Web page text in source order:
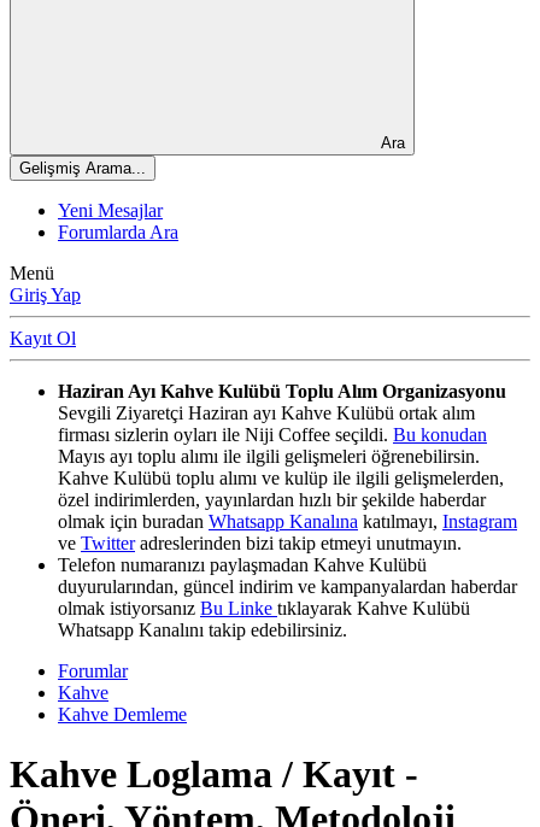
Ara
Gelişmiş Arama...
Yeni Mesajlar
Forumlarda Ara
Menü
Giriş Yap
Kayıt Ol
Haziran Ayı Kahve Kulübü Toplu Alım Organizasyonu
Sevgili Ziyaretçi Haziran ayı Kahve Kulübü ortak alım
firması sizlerin oyları ile Niji Coffee seçildi. Bu konudan
Mayıs ayı toplu alımı ile ilgili gelişmeleri öğrenebilirsin.
Kahve Kulübü toplu alımı ve kulüp ile ilgili gelişmelerden,
özel indirimlerden, yayınlardan hızlı bir şekilde haberdar
olmak için buradan Whatsapp Kanalına katılmayı, Instagram
ve Twitteradreslerinden bizi takip etmeyi unutmayın.
Telefon numaranızı paylaşmadan Kahve Kulübü
duyurularından, güncel indirim ve kampanyalardan haberdar
olmak istiyorsanız Bu Linke tıklayarak Kahve Kulübü
Whatsapp Kanalını takip edebilirsiniz.
Forumlar
Kahve
Kahve Demleme
Kahve Loglama / Kayıt -